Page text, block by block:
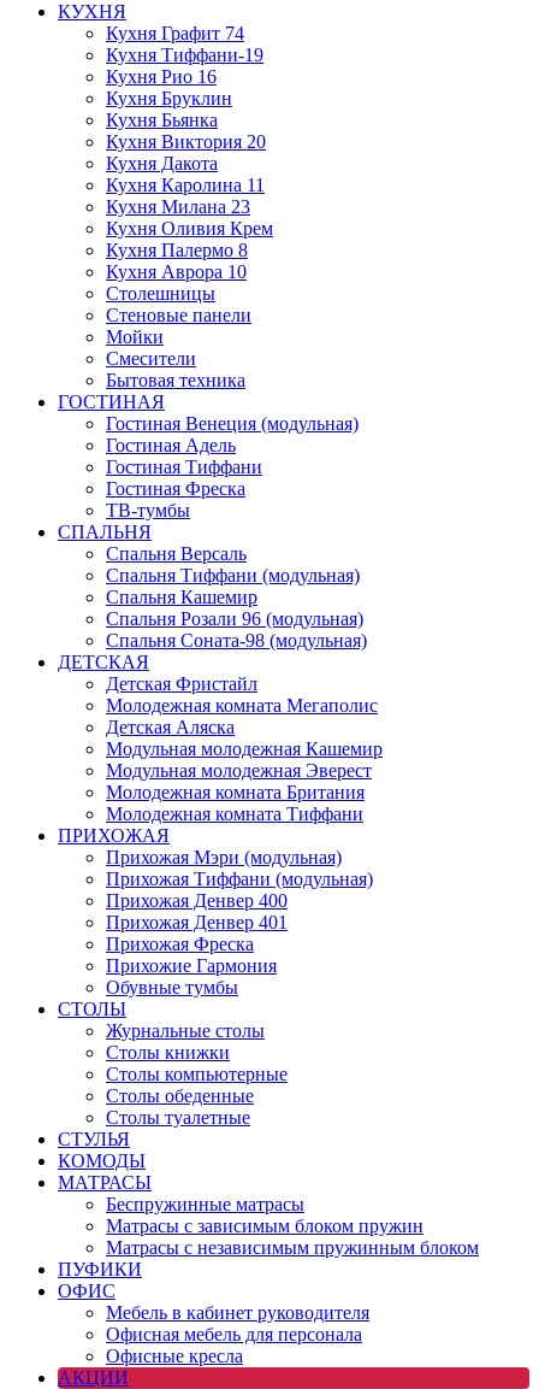
КУХНЯ
Кухня Графит 74
Кухня Тиффани-19
Кухня Рио 16
Кухня Бруклин
Кухня Бьянка
Кухня Виктория 20
Кухня Дакота
Кухня Каролина 11
Кухня Милана 23
Кухня Оливия Крем
Кухня Палермо 8
Кухня Аврора 10
Столешницы
Стеновые панели
Мойки
Смесители
Бытовая техника
ГОСТИНАЯ
Гостиная Венеция (модульная)
Гостиная Адель
Гостиная Тиффани
Гостиная Фреска
ТВ-тумбы
СПАЛЬНЯ
Спальня Версаль
Спальня Тиффани (модульная)
Спальня Кашемир
Спальня Розали 96 (модульная)
Спальня Соната-98 (модульная)
ДЕТСКАЯ
Детская Фристайл
Молодежная комната Мегаполис
Детская Аляска
Модульная молодежная Кашемир
Модульная молодежная Эверест
Молодежная комната Британия
Молодежная комната Тиффани
ПРИХОЖАЯ
Прихожая Мэри (модульная)
Прихожая Тиффани (модульная)
Прихожая Денвер 400
Прихожая Денвер 401
Прихожая Фреска
Прихожие Гармония
Обувные тумбы
СТОЛЫ
Журнальные столы
Столы книжки
Столы компьютерные
Столы обеденные
Столы туалетные
СТУЛЬЯ
КОМОДЫ
МАТРАСЫ
Беспружинные матрасы
Матрасы с зависимым блоком пружин
Матрасы с независимым пружинным блоком
ПУФИКИ
ОФИС
Мебель в кабинет руководителя
Офисная мебель для персонала
Офисные кресла
АКЦИИ